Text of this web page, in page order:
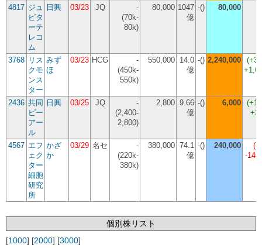
4817 ジュ
ピタ
ーテ
レコ
ム
日興 03/23 JQ
-
(70k-
80k)
80,000 1047
億
-() 80,000
3768 リス
クモ
ンス
ター
みず
ほ
03/23 HCG
-
(450k-
550k)
550,000 14.0
億
-() 2,240,000 (
2436 共同
ピー
アー
ル
日興 03/25 JQ
-
(2,400-
2,800)
2,800 9.66
億
-() 6,000 (
4567 エフ
ェク
ター
細胞
研究
所
かざ
か
03/29 名セ
-
(220k-
380k)
380,000 74.1
億
-() 240,000 (-
-
個別株リスト
[1000] [2000] [3000]